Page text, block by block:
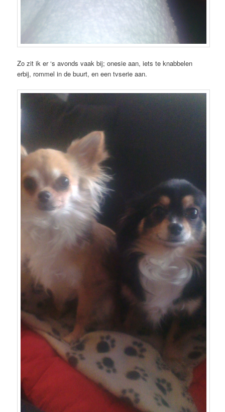
Zo zit ik er ‘s avonds vaak bij; onesie aan, iets te knabbelen
erbij, rommel in de buurt, en een tvserie aan.